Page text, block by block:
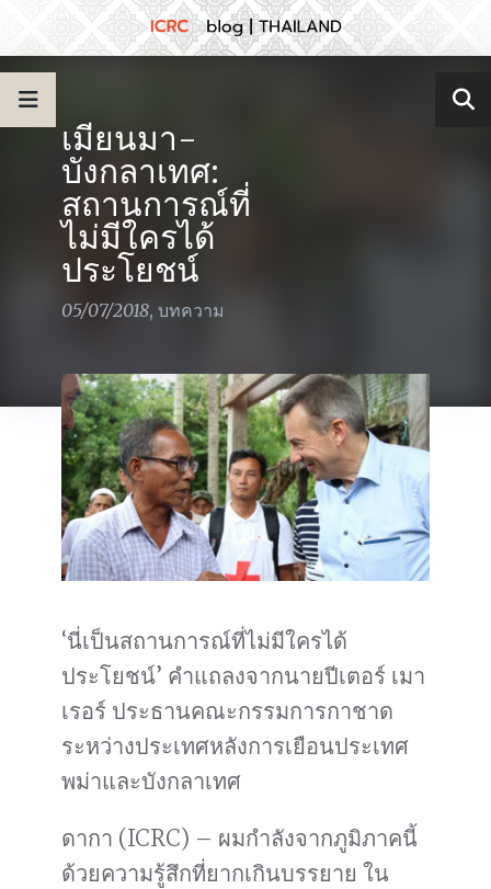
เมียนมา-
บังกลาเทศ:
สถานการณ์ที่
ไม่มีใครได้
ประโยชน์
05/07/2018, บทความ
‘นี่เป็นสถานการณ์ที่ไม่มีใครได้
ประโยชน์’ คำแถลงจากนายปีเตอร์ เมา
เรอร์ ประธานคณะกรรมการกาชาด
ระหว่างประเทศหลังการเยือนประเทศ
พม่าและบังกลาเทศ
ดากา (ICRC) – ผมกำลังจากภูมิภาคนี้
ด้วยความรู้สึกที่ยากเกินบรรยาย ใน